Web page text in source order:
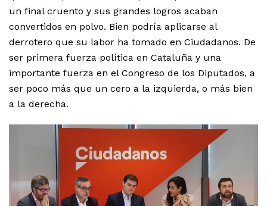
un final cruento y sus grandes logros acaban
convertidos en polvo. Bien podría aplicarse al
derrotero que su labor ha tomado en Ciudadanos. De
ser primera fuerza política en Cataluña y una
importante fuerza en el Congreso de los Diputados, a
ser poco más que un cero a la izquierda, o más bien
a la derecha.